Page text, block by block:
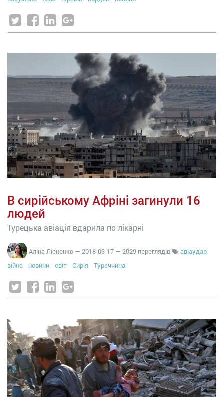
В сирійському Афріні загинули 16
людей
Турецька авіація вдарила по лікарні
Аліна Лісненко — 2018-03-17 — 2029 переглядів
авіаудар
війна
новини світ Сирія Туреччина